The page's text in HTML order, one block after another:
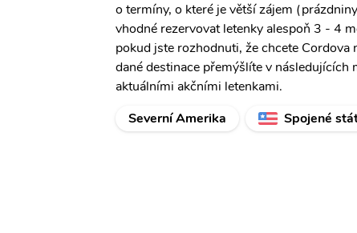
o termíny, o které je větší zájem
vhodné rezervovat letenky alespoň 3 - 4
pokud jste rozhodnuti, že chcete
dané destinace přemýšlíte v
aktuálními akčními letenkami.
Severní Amerika
Spojené